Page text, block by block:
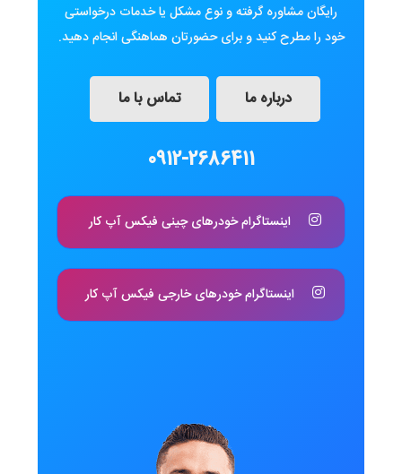
رایگان مشاوره گرفته و نوع مشکل یا خدمات درخواستی
خود را مطرح کنید و برای حضورتان هماهنگی انجام دهید.
درباره ما تماس با ما
0912-2686411
اینستاگرام خودرهای چینی فیکس آپ کار
اینستاگرام خودرهای خارجی فیکس آپ کار